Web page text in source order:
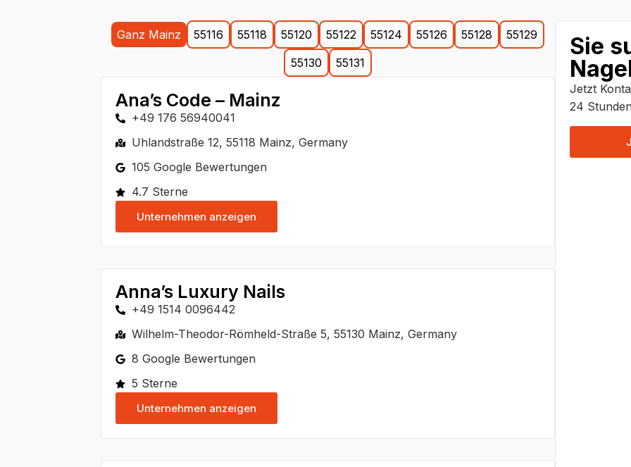
55116 55118 55120 55122 55124 55126 55128
55129
55130
55131
Ganz Mainz
Ana’s Code – Mainz
+49 176 56940041
Uhlandstraße 12, 55118 Mainz, Germany
105 Google Bewertungen
4.7 Sterne
Unternehmen anzeigen
Anna’s Luxury Nails
+49 1514 0096442
Wilhelm-Theodor-Römheld-Straße 5, 55130 Mainz, Germany
8 Google Bewertungen
5 Sterne
Unternehmen anzeigen
Sie
Jetzt
24